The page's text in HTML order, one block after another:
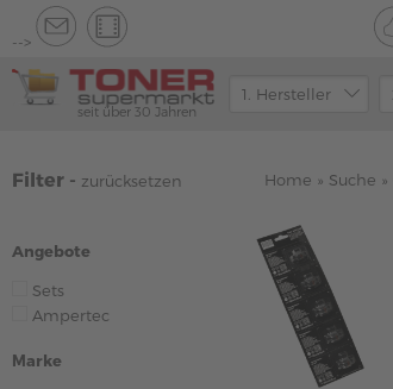
-->
seit über 30 Jahren
Filter - zurücksetzen
Angebote
Sets
Ampertec
Marke
Home » Suche »